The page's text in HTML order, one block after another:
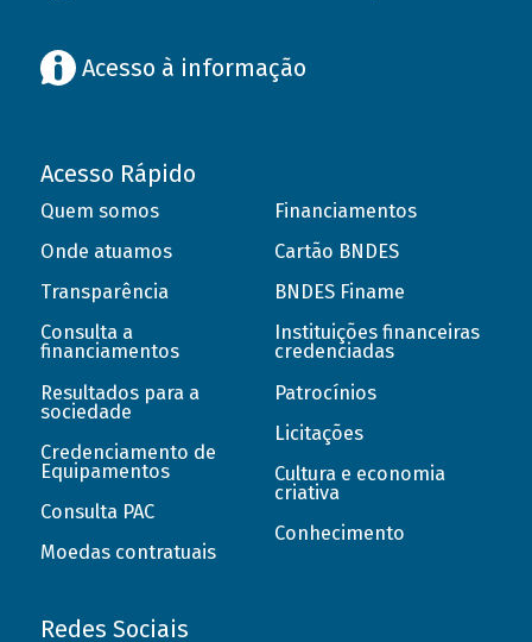
Acesso à informação
Acesso Rápido
Quem somos
Onde atuamos
Transparência
Consulta a
financiamentos
Resultados para a
sociedade
Credenciamento de
Equipamentos
Consulta PAC
Moedas contratuais
Financiamentos
Cartão BNDES
BNDES Finame
Instituições financeiras
credenciadas
Patrocínios
Licitações
Cultura e economia
criativa
Conhecimento
Redes Sociais